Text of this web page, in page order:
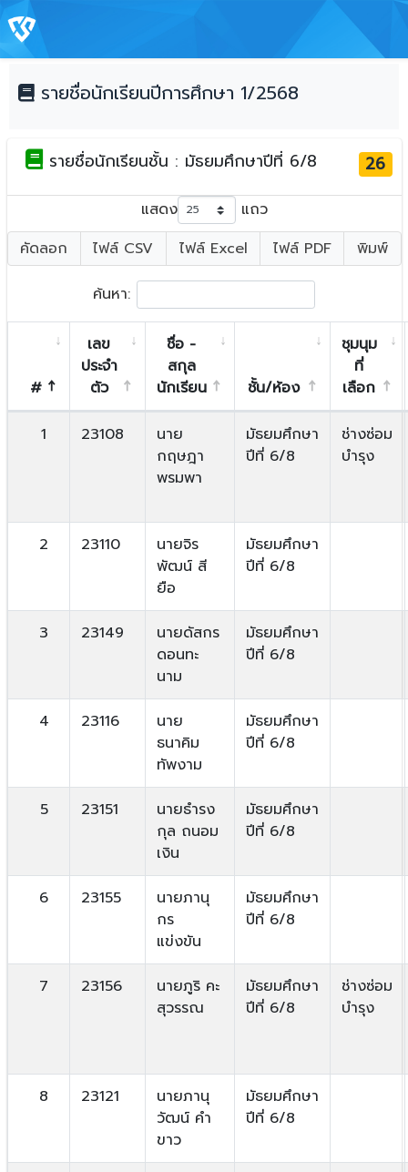
รายชื่อนักเรียนปีการศึกษา 1/2568
รายชื่อนักเรียนชั้น : มัธยมศึกษาปีที่ 6/8 26
แสดง
แถว
คัดลอก
ไฟล์ CSV ไฟล์ Excel ไฟล์ PDF พิมพ์
ค้นหา:
#
เลข
ประจำ
ตัว
ชื่อ -
สกุล
นักเรียน
ชั้น/ห้อง
ชุมนุม
ที่
เลือก
1 23108
นาย
กฤษฎา
พรมพา
มัธยมศึกษา
ปีที่ 6/8
ช่างซ่อม
บำรุง
2 23110
นายจิร
พัฒน์ สี
ยือ
มัธยมศึกษา
ปีที่ 6/8
3 23149
นายดัสกร
ดอนทะ
นาม
มัธยมศึกษา
ปีที่ 6/8
4 23116
นาย
ธนาคิม
ทัพงาม
มัธยมศึกษา
ปีที่ 6/8
5 23151
นายธำรง
กุล ถนอม
เงิน
มัธยมศึกษา
ปีที่ 6/8
6 23155
นายภานุ
กร
แข่งขัน
มัธยมศึกษา
ปีที่ 6/8
7 23156
นายภูริ คะ
สุวรรณ
มัธยมศึกษา
ปีที่ 6/8
ช่างซ่อม
บำรุง
8 23121
นายภานุ
วัฒน์ คำ
ขาว
มัธยมศึกษา
ปีที่ 6/8